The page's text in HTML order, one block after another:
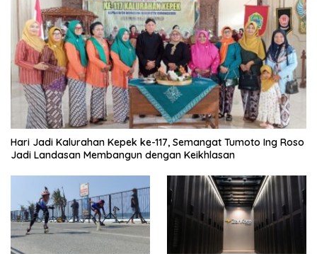
Hari Jadi Kalurahan Kepek ke-117, Semangat Tumoto Ing Roso
Jadi Landasan Membangun dengan Keikhlasan